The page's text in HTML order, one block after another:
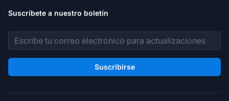
Suscríbete a nuestro boletín
Dirección de correo electrónico
Suscribirse